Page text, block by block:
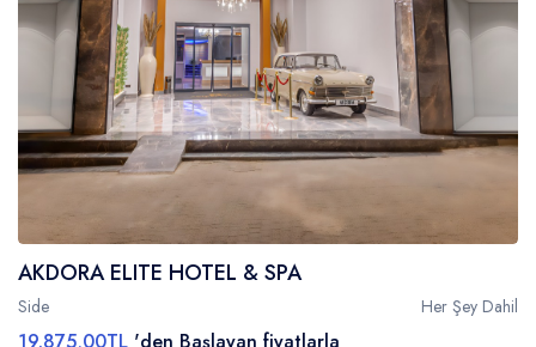
AKDORA ELITE HOTEL & SPA
Side Her Şey Dahil